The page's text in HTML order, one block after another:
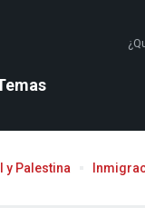
y Palestina